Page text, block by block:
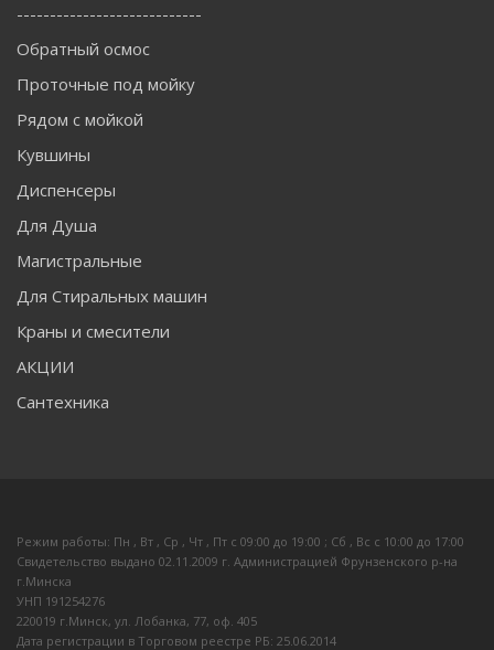
----------------------------
Обратный осмос
Проточные под мойку
Рядом с мойкой
Кувшины
Диспенсеры
Для Душа
Магистральные
Для Стиральных машин
Краны и смесители
АКЦИИ
Сантехника
Режим работы: Пн , Вт , Ср , Чт , Пт c 09:00 до 19:00 ; Сб , Вс c 10:00 до 17:00
Свидетельство выдано 02.11.2009 г. Администрацией Фрунзенского р-на
г.Минска
УНП 191254276
220019 г.Минск, ул. Лобанка, 77, оф. 405
Дата регистрации в Торговом реестре РБ: 25.06.2014